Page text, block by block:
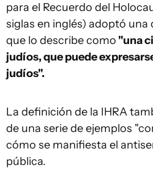
para el Recuerdo del
siglas en inglés) adoptó
que lo describe como "una
judíos, que puede
judíos".
La definición de la IHRA
de una serie de ejemplos
cómo se manifiesta el
pública.